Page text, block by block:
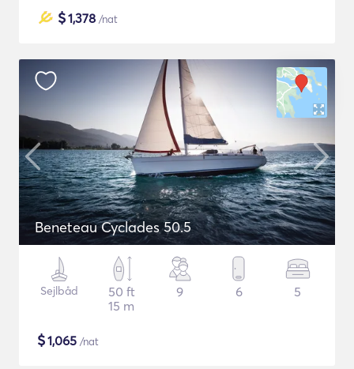
$1,378 /nat
Beneteau Cyclades 50.5
Sejlbåd
50 ft
15 m
9 6 5
$1,065 /nat